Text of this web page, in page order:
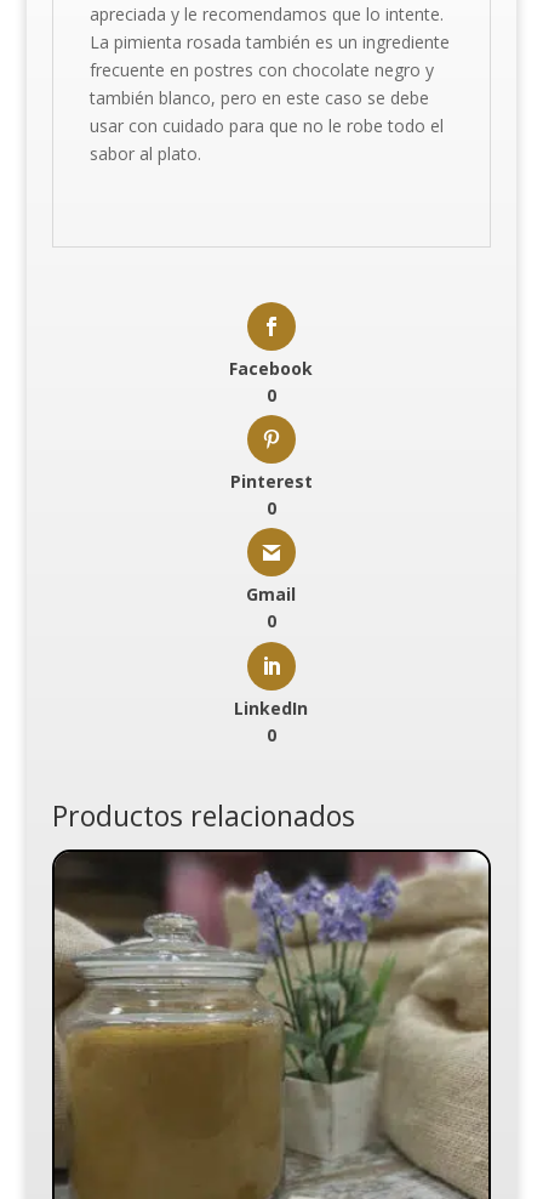
apreciada y le recomendamos que lo intente.
La pimienta rosada también es un ingrediente
frecuente en postres con chocolate negro y
también blanco, pero en este caso se debe
usar con cuidado para que no le robe todo el
sabor al plato.
Facebook
0
Pinterest
0
Gmail
0
LinkedIn
0
Productos relacionados